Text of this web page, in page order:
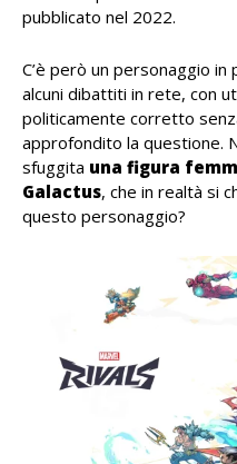
pubblicato nel 2022.
C’è però un personaggio
alcuni dibattiti in rete, con
politicamente corretto
approfondito la questione.
sfuggita una figura
Galactus, che in realtà si
questo personaggio?